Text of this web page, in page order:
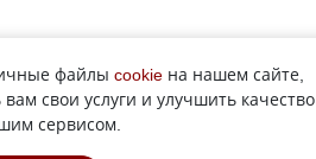
файлы cookie на нашем сайте,
свои услуги и улучшить качество
сервисом.